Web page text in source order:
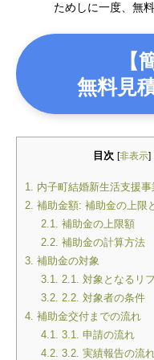
ためしに一度、無
【
無料見
目次 [非表示]
1.
内子町結婚新生活支援事
2. 補助金額: 補助金の上限
2.1.
補助金の上限額
2.2. 補助金の計算方法
3. 補助金の対象
3.1.
2.1. 対象となるリ
3.2. 2.2. 対象者の条件
4. 補助金交付までの流れ
4.1.
3.1. 申請の流れ
4.2. 3.2. 実績報告の流